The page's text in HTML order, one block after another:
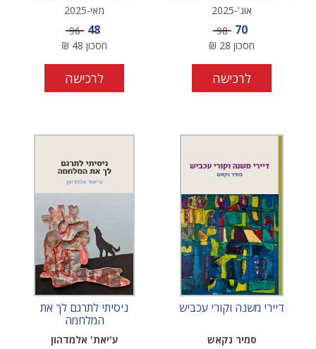
אוג'-2025
מחיר מבצע
70 מחיר
98
חסכון 28
₪
לרכישה
מאי-2025
מחיר מבצע
48 מחיר
96
חסכון 48
₪
לרכישה
דיירי משנה וקורי עכביש
סמיר נקאש
ניסיתי לתרגם לך את
המלחמה
ע'יאת' אלמדהון